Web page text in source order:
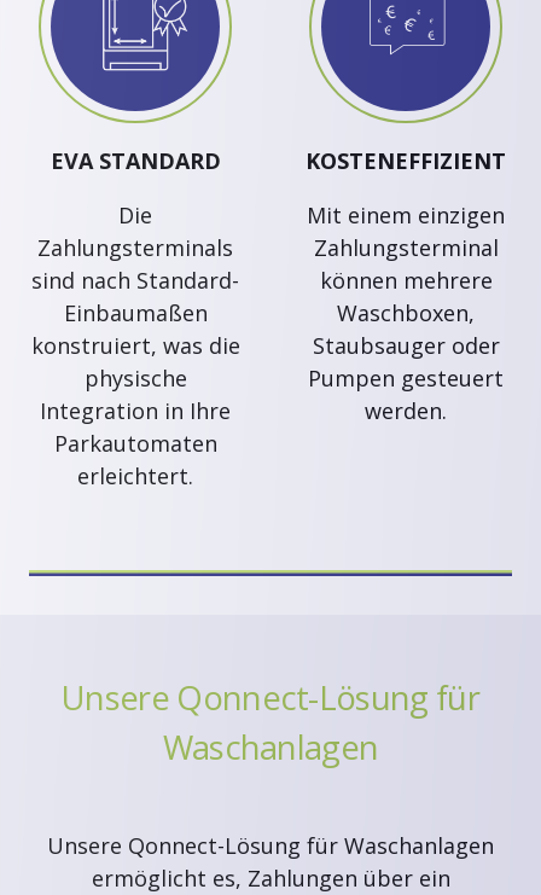
EVA STANDARD
Die
Zahlungsterminals
sind nach Standard-
Einbaumaßen
konstruiert, was die
physische
Integration in Ihre
Parkautomaten
erleichtert.
KOSTENEFFIZIENT
Mit einem einzigen
Zahlungsterminal
können mehrere
Waschboxen,
Staubsauger oder
Pumpen gesteuert
werden.
Unsere Qonnect-Lösung für
Waschanlagen
Unsere Qonnect-Lösung für Waschanlagen
ermöglicht es, Zahlungen über ein